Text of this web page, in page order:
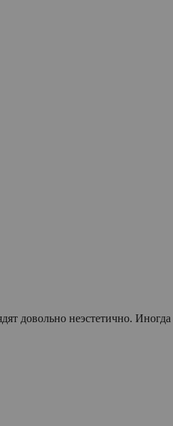
довольно неэстетично. Иногда